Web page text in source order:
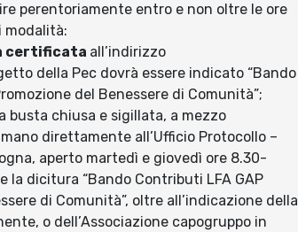
perentoriamente entro e non oltre le ore
modalità:
certificata all’indirizzo
della Pec dovrà essere indicato “Bando
del Benessere di Comunità”;
busta chiusa e sigillata, a mezzo
direttamente all’Ufficio Protocollo –
aperto martedì e giovedì ore 8.30-
dicitura “Bando Contributi LFA GAP
di Comunità”, oltre all’indicazione della
o dell’Associazione capogruppo in